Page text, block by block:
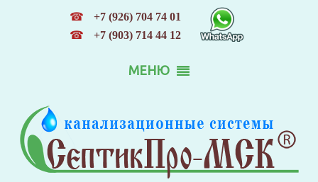
☎ +7 (926) 704 74 01
☎ +7 (903) 714 44 12
МЕНЮ